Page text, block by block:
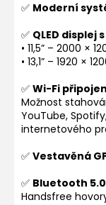
✅ Moderní
✅ QLED displej
• 11,5” – 2000 ×
• 13,1” – 1920 ×
✅ Wi-Fi
Možnost
YouTube,
internetového
✅ Vestavěná
✅ Bluetooth 5.0
Handsfree